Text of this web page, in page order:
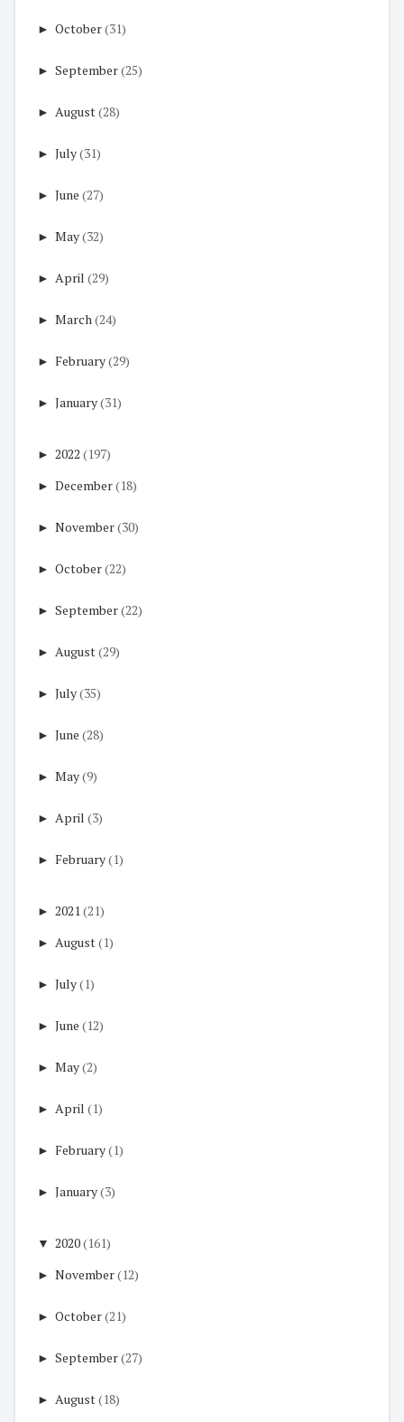
► October(31)
► September(25)
► August(28)
► July(31)
► June (27)
► May(32)
► April (29)
► March(24)
► February(29)
► January(31)
► 2022 (197)
► December(18)
► November(30)
► October(22)
► September(22)
► August(29)
► July(35)
► June (28)
► May(9)
► April (3)
► February(1)
► 2021 (21)
► August(1)
► July(1)
► June (12)
► May(2)
► April (1)
► February(1)
► January(3)
▼ 2020(161)
► November(12)
► October(21)
► September(27)
► August(18)